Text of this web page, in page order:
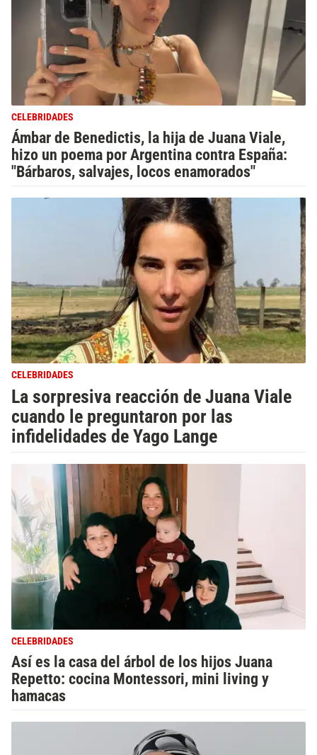
CELEBRIDADES
Ámbar de Benedictis, la hija de Juana Viale,
hizo un poema por Argentina contra España:
"Bárbaros, salvajes, locos enamorados"
CELEBRIDADES
La sorpresiva reacción de Juana Viale
cuando le preguntaron por las
infidelidades de Yago Lange
CELEBRIDADES
Así es la casa del árbol de los hijos Juana
Repetto: cocina Montessori, mini living y
hamacas